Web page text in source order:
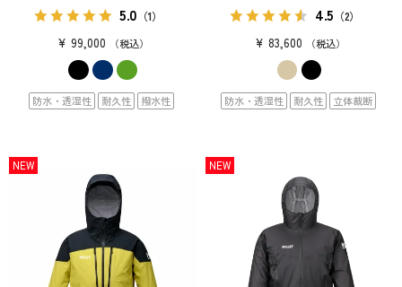
5.0 （1）
¥ 99,000 税込
防水・透湿性 耐久性 撥水性
4.5 （2）
¥ 83,600 税込
防水・透湿性 耐久性 立体裁断
NEW NEW